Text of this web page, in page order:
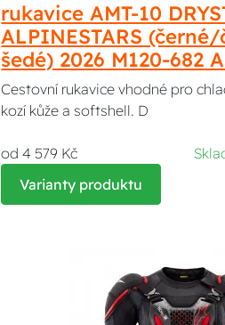
rukavice AMT-10
ALPINESTARS
šedé) 2026 M120-682
Cestovní rukavice vhodné pro
kozí kůže a softshell. D
od 4 579 Kč
Varianty produktu